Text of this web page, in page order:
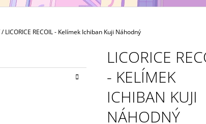
/ LICORICE RECOIL - Kelímek Ichiban Kuji Náhodný
LICORICE
- KELÍMEK
ICHIBAN KUJI
NÁHODNÝ